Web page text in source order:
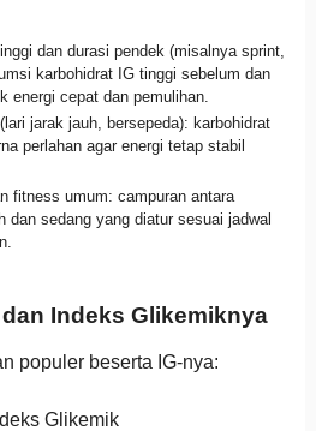
dan durasi pendek (misalnya sprint,
karbohidrat IG tinggi sebelum dan
energi cepat dan pemulihan.
jarak jauh, bersepeda): karbohidrat
perlahan agar energi tetap stabil
fitness umum: campuran antara
dan sedang yang diatur sesuai jadwal
Indeks Glikemiknya
populer beserta IG-nya:
Glikemik